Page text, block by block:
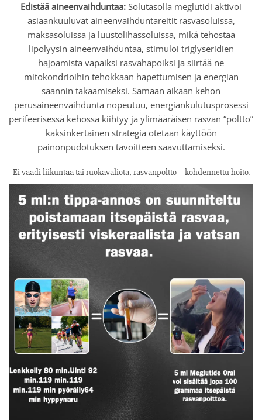
Edistää aineenvaihduntaa: Solutasolla meglutidi aktivoi
asiaankuuluvat aineenvaihduntareitit rasvasoluissa,
maksasoluissa ja luustolihassoluissa, mikä tehostaa
lipolyysin aineenvaihduntaa, stimuloi triglyseridien
hajoamista vapaiksi rasvahapoiksi ja siirtää ne
mitokondrioihin tehokkaan hapettumisen ja energian
saannin takaamiseksi. Samaan aikaan kehon
perusaineenvaihdunta nopeutuu, energiankulutusprosessi
perifeerisessä kehossa kiihtyy ja ylimääräisen rasvan “poltto”
kaksinkertainen strategia otetaan käyttöön
painonpudotuksen tavoitteen saavuttamiseksi.
Ei vaadi liikuntaa tai ruokavaliota, rasvanpoltto – kohdennettu hoito.